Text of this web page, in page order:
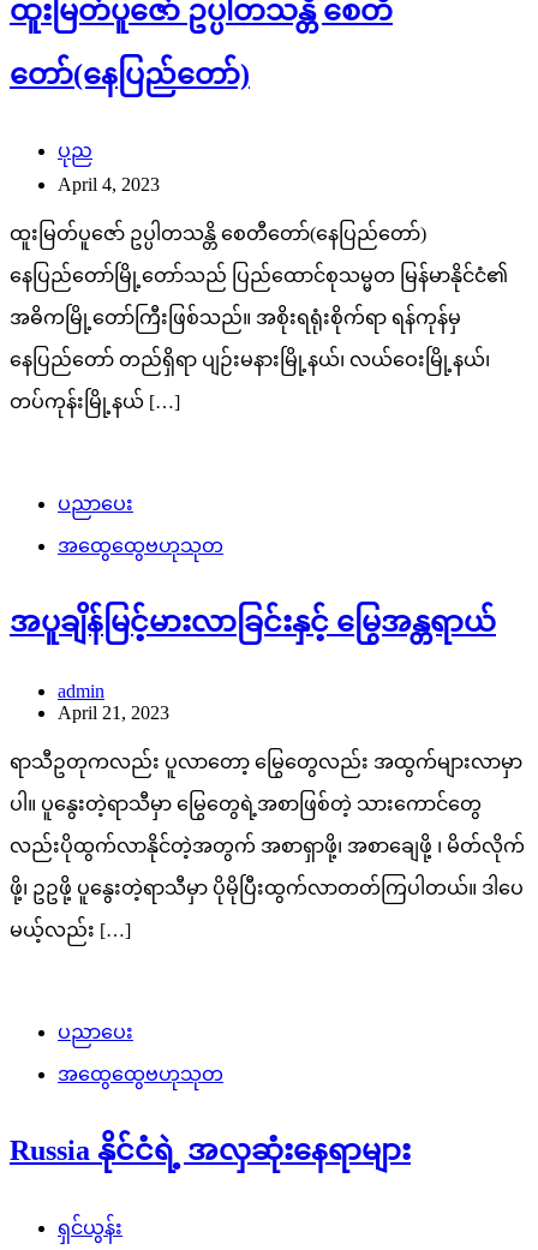
ထူးမြတ်ပူဇော် ဥပ္ပါတသန္တိ စေတီ
တော်(နေပြည်တော်)
ပုည
April 4, 2023
ထူးမြတ်ပူဇော် ဥပ္ပါတသန္တိ စေတီတော်(နေပြည်တော်)
နေပြည်တော်မြို့တော်သည် ပြည်ထောင်စုသမ္မတ မြန်မာနိုင်ငံ၏
အဓိကမြို့တော်ကြီးဖြစ်သည်။ အစိုးရရုံးစိုက်ရာ ရန်ကုန်မှ
နေပြည်တော် တည်ရှိရာ ပျဉ်းမနားမြို့နယ်၊ လယ်ဝေးမြို့နယ်၊
တပ်ကုန်းမြို့နယ် […]
ပညာပေး
အထွေထွေဗဟုသုတ
အပူချိန်မြင့်မားလာခြင်းနှင့် မြွေအန္တရာယ်
admin
April 21, 2023
ရာသီဥတုကလည်း ပူလာတော့ မြွေတွေလည်း အထွက်များလာမှာ
ပါ။ ပူနွေးတဲ့ရာသီမှာ မြွေတွေရဲ့အစာဖြစ်တဲ့ သားကောင်တွေ
လည်းပိုထွက်လာနိုင်တဲ့အတွက် အစာရှာဖို့၊ အစာချေဖို့ ၊ မိတ်လိုက်
ဖို့၊ ဥဥဖို့ ပူနွေးတဲ့ရာသီမှာ ပိုမိုပြီးထွက်လာတတ်ကြပါတယ်။ ဒါပေ
မယ့်လည်း […]
ပညာပေး
အထွေထွေဗဟုသုတ
Russia နိုင်ငံရဲ့ အလှဆုံးနေရာများ
ရှင်ယွန်း